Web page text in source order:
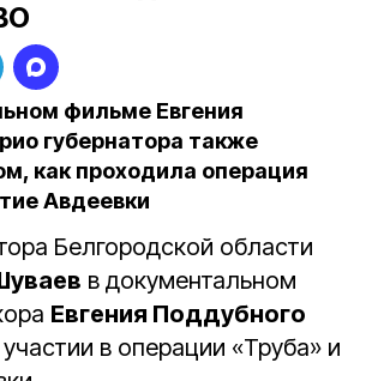
фильме Евгения
губернатора также
как проходила операция
Авдеевки
Белгородской области
в документальном
Евгения Поддубного
в операции «Труба» и